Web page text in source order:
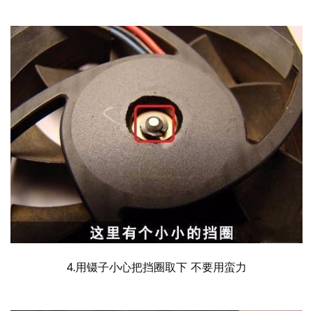
  	4.用镊子小心把挡圈取下 不要用蛮力